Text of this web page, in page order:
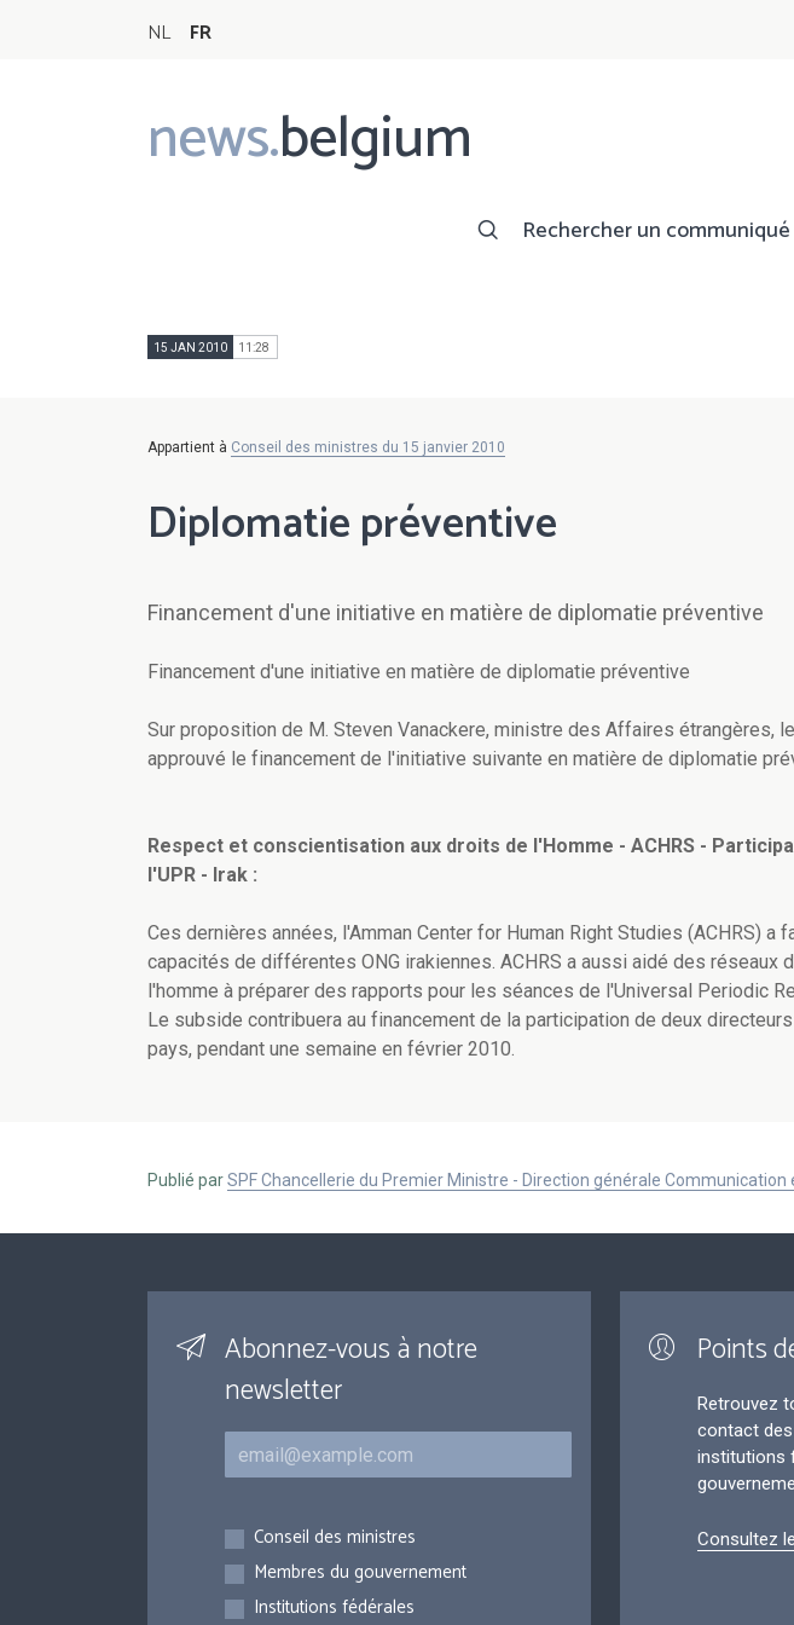
NL FR
news.belgium
Main
navigation
Rechercher un communiqué
15 JAN 2010 11:28
Appartient à Conseil des ministres du 15 janvier 2010
Diplomatie préventive
Financement d'une initiative en matière de diplomatie préventive
Financement d'une initiative en matière de diplomatie préventive
Sur proposition de M. Steven Vanackere, ministre des Affaires étrangères,
approuvé le financement de l'initiative suivante en matière de diplomatie
Respect et conscientisation aux droits de l'Homme - ACHRS -
l'UPR - Irak :
Ces dernières années, l'Amman Center for Human Right Studies (ACHRS) a
capacités de différentes ONG irakiennes. ACHRS a aussi aidé des réseaux
l'homme à préparer des rapports pour les séances de l'Universal Periodic
Le subside contribuera au financement de la participation de deux
pays, pendant une semaine en février 2010.
Publié parSPF Chancellerie du Premier Ministre - Direction générale Communication
Abonnez-vous à notre
newsletter
Courriel
Inscriptions
Conseil des ministres
Membres du gouvernement
Institutions fédérales
Points
Retrouvez
contact
institutions
Consultez